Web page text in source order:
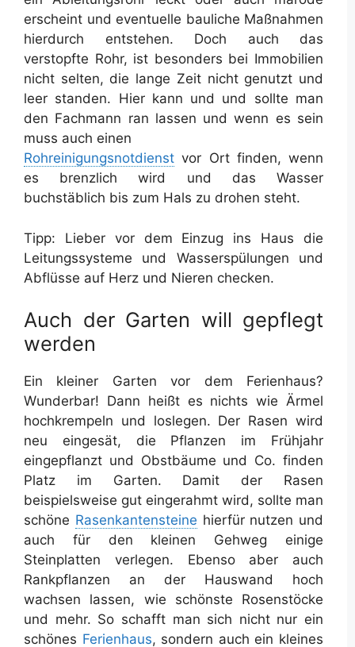
erscheint und eventuelle bauliche Maßnahmen
hierdurch entstehen. Doch auch das
verstopfte Rohr, ist besonders bei Immobilien
nicht selten, die lange Zeit nicht genutzt und
leer standen. Hier kann und und sollte man
den Fachmann ran lassen und wenn es sein
muss auch einen
Rohreinigungsnotdienst vor Ort finden, wenn
es brenzlich wird und das Wasser
buchstäblich bis zum Hals zu drohen steht.
Tipp: Lieber vor dem Einzug ins Haus die
Leitungssysteme und Wasserspülungen und
Abflüsse auf Herz und Nieren checken.
Auch der Garten will gepflegt
werden
Ein kleiner Garten vor dem Ferienhaus?
Wunderbar! Dann heißt es nichts wie Ärmel
hochkrempeln und loslegen. Der Rasen wird
neu eingesät, die Pflanzen im Frühjahr
eingepflanzt und Obstbäume und Co. finden
Platz im Garten. Damit der Rasen
beispielsweise gut eingerahmt wird, sollte man
schöne Rasenkantensteine hierfür nutzen und
auch für den kleinen Gehweg einige
Steinplatten verlegen. Ebenso aber auch
Rankpflanzen an der Hauswand hoch
wachsen lassen, wie schönste Rosenstöcke
und mehr. So schafft man sich nicht nur ein
schönes Ferienhaus, sondern auch ein kleines